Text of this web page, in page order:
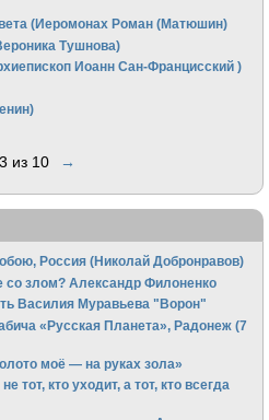
(Иеромонах Роман (Матюшин)
Тушнова)
Иоанн Сан-Францисский )
3 из 10 →
Россия (Николай Добронравов)
со злом? Александр Филоненко
Василия Муравьева "Ворон"
«Русская Планета», Радонеж (7
моё — на руках зола»
тот, кто уходит, а тот, кто всегда